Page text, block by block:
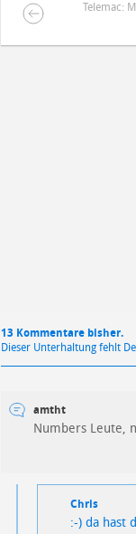
Telemac:
13 Kommentare bisher.
Dieser Unterhaltung fehlt
amtht
Numbers Leute,
Chris
:-) da hast